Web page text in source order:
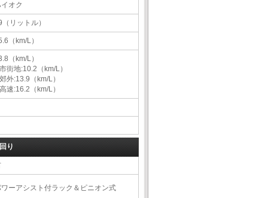
オク
（リットル）
（km/L）
（km/L）
街地:10.2（km/L）
外:13.9（km/L）
速:16.2（km/L）
り
ーアシスト付ラック＆ピニオン式